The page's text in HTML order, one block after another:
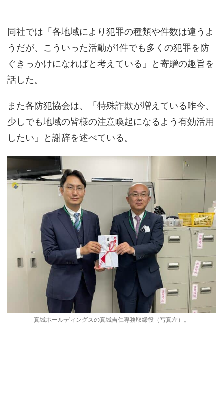
同社では「各地域により犯罪の種類や件数は違うよ
うだが、こういった活動が1件でも多くの犯罪を防
ぐきっかけになればと考えている」と寄贈の趣旨を
話した。
また各防犯協会は、「特殊詐欺が増えている昨今、
少しでも地域の皆様の注意喚起になるよう有効活用
したい」と謝辞を述べている。
真城ホールディングスの真城吉仁専務取締役（写真左）。